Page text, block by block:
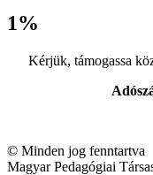
1%
Kérjük, támogassa
© Minden jog fenntartva
Magyar Pedagógiai